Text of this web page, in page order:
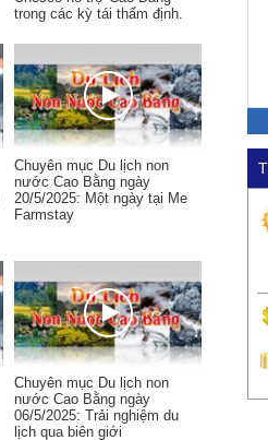
trong các kỳ tái thẩm định.
Chuyên mục Du lịch non
nước Cao Bằng ngày
20/5/2025: Một ngày tại Me
Farmstay
Chuyên mục Du lịch non
nước Cao Bằng ngày
06/5/2025: Trải nghiệm du
lịch qua biên giới